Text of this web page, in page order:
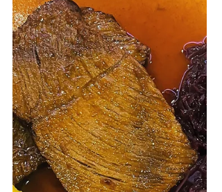
Von beiden Seiten mit grob
gemahlenem Pfeffer bestreuen und
beiseite stellen. In einer grossen Pfa